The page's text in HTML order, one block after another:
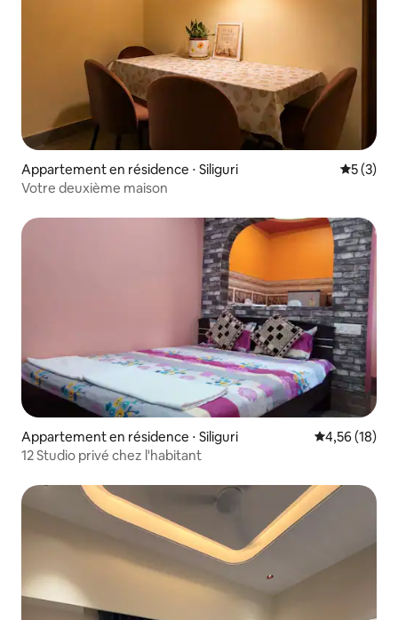
Appartement en résidence ⋅ Siliguri
5 (3)
Votre deuxième maison
Appartement en résidence ⋅ Siliguri Évaluation
4,56 (18)
12 Studio privé chez l'habitant